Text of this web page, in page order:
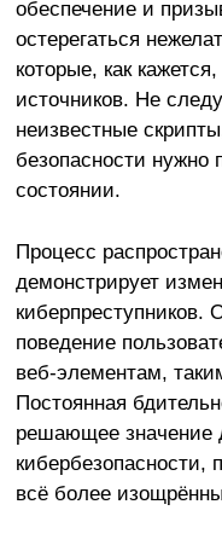
обеспечение и
остерегаться
которые, как
источников. Не
неизвестные
безопасности нужно
состоянии.
Процесс
демонстрирует
киберпреступников.
поведение
веб-элементам,
Постоянная
решающее значение
кибербезопасности,
всё более